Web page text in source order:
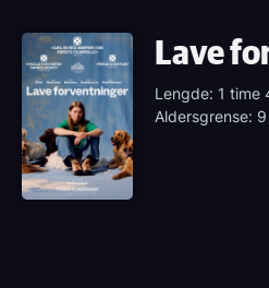
Lave
Lengde: 1 time
Aldersgrense: